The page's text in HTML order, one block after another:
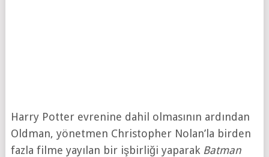
Harry Potter evrenine dahil olmasının ardından
Oldman, yönetmen Christopher Nolan’la birden
fazla filme yayılan bir işbirliği yaparak Batman